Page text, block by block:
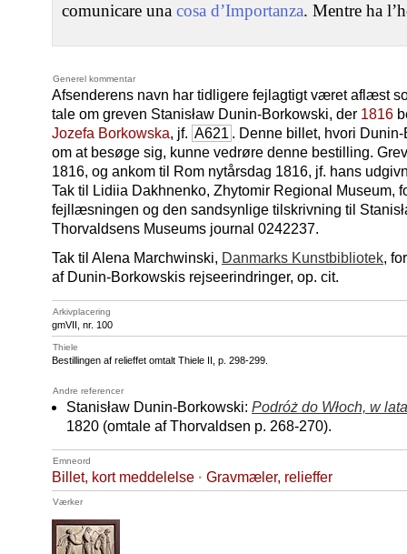
comunicare una cosa d’Importanza. Mentre ha
Generel kommentar
Afsenderens navn har tidligere fejlagtigt været aflæst
tale om greven Stanisław Dunin-Borkowski, der 1816
Jozefa Borkowska, jf. A621 . Denne billet, hvori
om at besøge sig, kunne vedrøre denne bestilling.
1816, og ankom til Rom nytårsdag 1816, jf. hans
Tak til Lidiia Dakhnenko, Zhytomir Regional Museum,
fejllæsningen og den sandsynlige tilskrivning til
Thorvaldsens Museums journal 0242237.
Tak til Alena Marchwinski, Danmarks Kunstbibliotek,
af Dunin-Borkowskis rejseerindringer, op. cit.
Arkivplacering
gmVII, nr. 100
Thiele
Bestillingen af relieffet omtalt Thiele II, p. 298-299.
Andre referencer
Stanisław Dunin-Borkowski: Podróż do Włoch, w
1820 (omtale af Thorvaldsen p. 268-270).
Emneord
Billet, kort meddelelse · Gravmæler, relieffer
Værker